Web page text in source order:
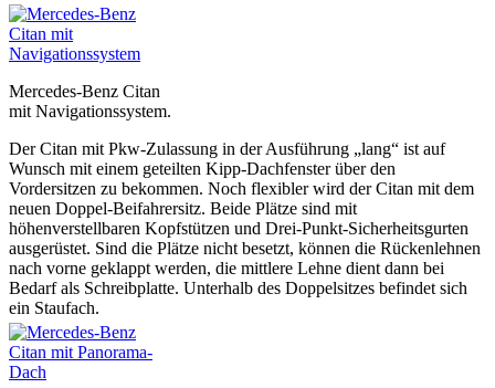
Mercedes-Benz Citan
mit Navigationssystem.
Der Citan mit Pkw-Zulassung in der Ausführung „lang“ ist auf
Wunsch mit einem geteilten Kipp-Dachfenster über den
Vordersitzen zu bekommen. Noch flexibler wird der Citan mit dem
neuen Doppel-Beifahrersitz. Beide Plätze sind mit
höhenverstellbaren Kopfstützen und Drei-Punkt-Sicherheitsgurten
ausgerüstet. Sind die Plätze nicht besetzt, können die Rückenlehnen
nach vorne geklappt werden, die mittlere Lehne dient dann bei
Bedarf als Schreibplatte. Unterhalb des Doppelsitzes befindet sich
ein Staufach.